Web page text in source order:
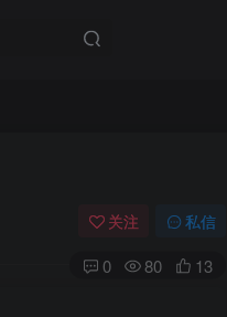
关注 私信
0 80 13